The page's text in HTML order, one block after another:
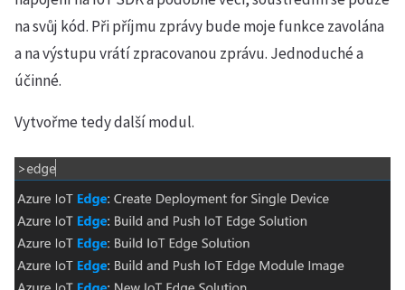
na svůj kód. Při příjmu zprávy bude moje funkce zavolána
a na výstupu vrátí zpracovanou zprávu. Jednoduché a
účinné.
Vytvořme tedy další modul.